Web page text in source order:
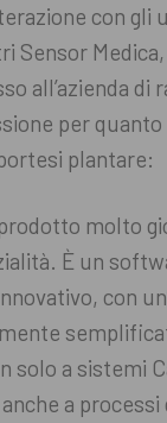
con gli
Sensor
all’azienda di
per quanto
plantare:
molto
È un
con
solo a sistemi
a processi